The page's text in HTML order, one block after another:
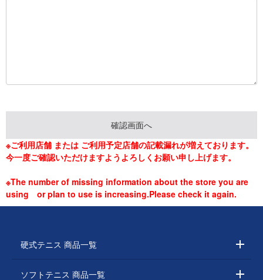
※ご利用店舗 または ご利用予定店舗の記載漏れが増えております。
今一度ご確認いただけますようよろしくお願い申し上げます。
※The number of missing information about the store you are
using or plan to use is increasing.Please check it again.
硬式テニス 商品一覧
ソフトテニス 商品一覧